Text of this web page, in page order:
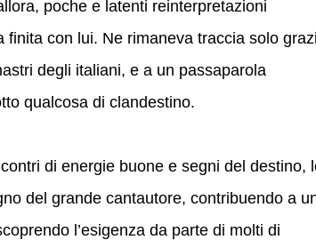
poche e latenti reinterpretazioni
finita con lui. Ne rimaneva traccia solo
degli italiani, e a un passaparola
qualcosa di clandestino.
di energie buone e segni del destino,
del grande cantautore, contribuendo a
l’esigenza da parte di molti di